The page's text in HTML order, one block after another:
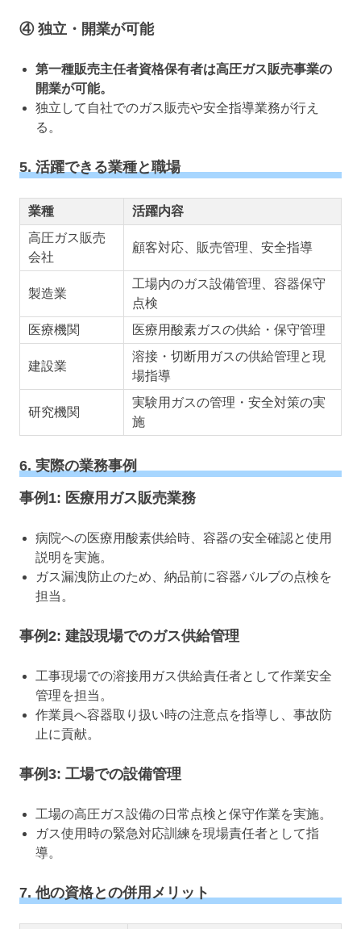
④ 独立・開業が可能
第一種販売主任者資格保有者は高圧ガス販売事業の
開業が可能。
独立して自社でのガス販売や安全指導業務が行え
る。
5. 活躍できる業種と職場
業種
活躍内容
高圧ガス販売
会社
顧客対応、販売管理、安全指導
製造業
工場内のガス設備管理、容器保守
点検
医療機関
医療用酸素ガスの供給・保守管理
建設業
溶接・切断用ガスの供給管理と現
場指導
研究機関
実験用ガスの管理・安全対策の実
施
6. 実際の業務事例
事例1: 医療用ガス販売業務
病院への医療用酸素供給時、容器の安全確認と使用
説明を実施。
ガス漏洩防止のため、納品前に容器バルブの点検を
担当。
事例2: 建設現場でのガス供給管理
工事現場での溶接用ガス供給責任者として作業安全
管理を担当。
作業員へ容器取り扱い時の注意点を指導し、事故防
止に貢献。
事例3: 工場での設備管理
工場の高圧ガス設備の日常点検と保守作業を実施。
ガス使用時の緊急対応訓練を現場責任者として指
導。
7. 他の資格との併用メリット